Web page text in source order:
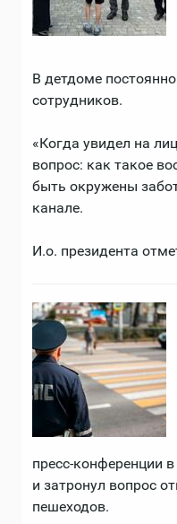
В детдоме
сотрудников.
«Когда увидел на
вопрос: как такое
быть окружены
канале.
И.о. президента
пресс-конференции
и затронул вопрос
пешеходов.